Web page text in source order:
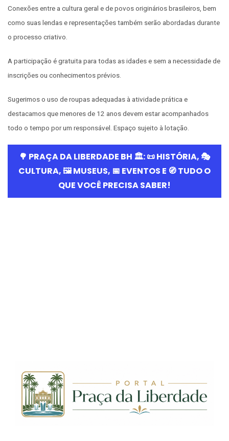
Conexões entre a cultura geral e de povos originários brasileiros, bem
como suas lendas e representações também serão abordadas durante
o processo criativo.
A participação é gratuita para todas as idades e sem a necessidade de
inscrições ou conhecimentos prévios.
Sugerimos o uso de roupas adequadas à atividade prática e
destacamos que menores de 12 anos devem estar acompanhados
todo o tempo por um responsável. Espaço sujeito à lotação.